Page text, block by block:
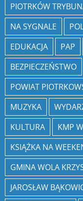
PIOTRKÓW
NA SYGNALE
EDUKACJA
PAP
BEZPIECZEŃSTWO
POWIAT
MUZYKA
KULTURA
KMP
KSIĄŻKA NA
GMINA WOLA
JAROSŁAW